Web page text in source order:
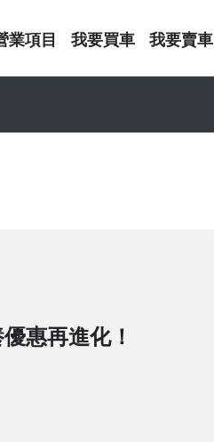
業項目 我要買車 我要賣車
惠再進化！